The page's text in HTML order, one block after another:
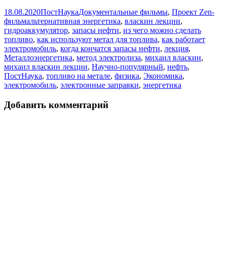
Опубликовано
18.08.2020Автор
ПостНаукаРубрики
Документальные фильмы, Проект Zen-
фильмМетки
альтернативная энергетика, власкин лекции,
гидроаккумулятор, запасы нефти, из чего можно сделать
топливо, как используют метал для топлива, как работает
электромобиль, когда кончатся запасы нефти, лекция,
Металлоэнергетика, метод электролиза, михаил власкин,
михаил власкин лекции, Научно-популярный, нефть,
ПостНаука, топливо на метале, физика, Экономика,
электромобиль, электронные заправки, энергетика
Добавить комментарий